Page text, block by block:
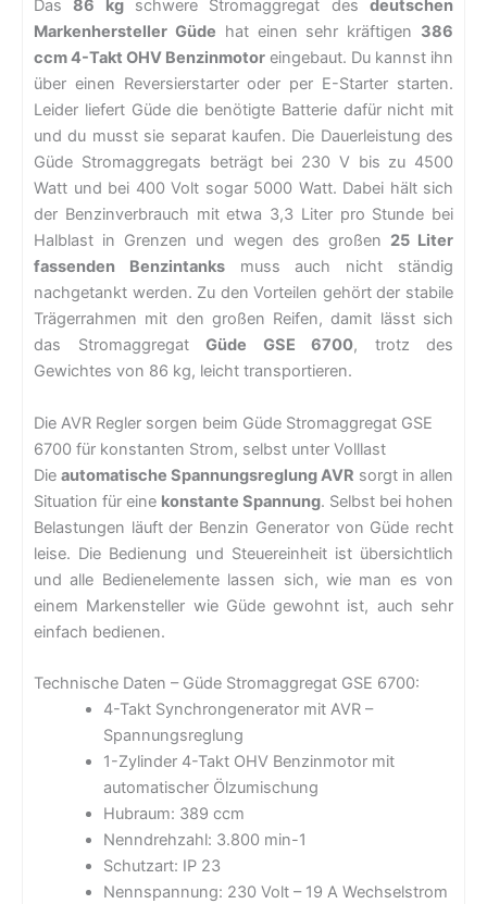
Das86 kgschwere Stromaggregat desdeutschen
Markenhersteller Güde hat einen sehr kräftigen 386
ccm 4-Takt OHV Benzinmotor eingebaut. Du kannst ihn
über einen Reversierstarter oder per E-Starter starten.
Leider liefert Güde die benötigte Batterie dafür nicht mit
und du musst sie separat kaufen. Die Dauerleistung des
Güde Stromaggregats beträgt bei 230 V bis zu 4500
Watt und bei 400 Volt sogar 5000 Watt. Dabei hält sich
der Benzinverbrauch mit etwa 3,3 Liter pro Stunde bei
Halblast in Grenzen und wegen des großen 25 Liter
fassenden Benzintanksmuss auch nicht ständig
nachgetankt werden. Zu den Vorteilen gehört der stabile
Trägerrahmen mit den großen Reifen, damit lässt sich
das Stromaggregat Güde GSE 6700, trotz des
Gewichtes von 86 kg, leicht transportieren.
Die AVR Regler sorgen beim Güde Stromaggregat GSE
6700 für konstanten Strom, selbst unter Volllast
Die automatische Spannungsreglung AVR sorgt in allen
Situation für eine konstante Spannung. Selbst bei hohen
Belastungen läuft der Benzin Generator von Güde recht
leise. Die Bedienung und Steuereinheit ist übersichtlich
und alle Bedienelemente lassen sich, wie man es von
einem Markensteller wie Güde gewohnt ist, auch sehr
einfach bedienen.
Technische Daten – Güde Stromaggregat GSE 6700:
4-Takt Synchrongenerator mit AVR –
Spannungsreglung
1-Zylinder 4-Takt OHV Benzinmotor mit
automatischer Ölzumischung
Hubraum: 389 ccm
Nenndrehzahl: 3.800 min-1
Schutzart: IP 23
Nennspannung: 230 Volt – 19 A Wechselstrom